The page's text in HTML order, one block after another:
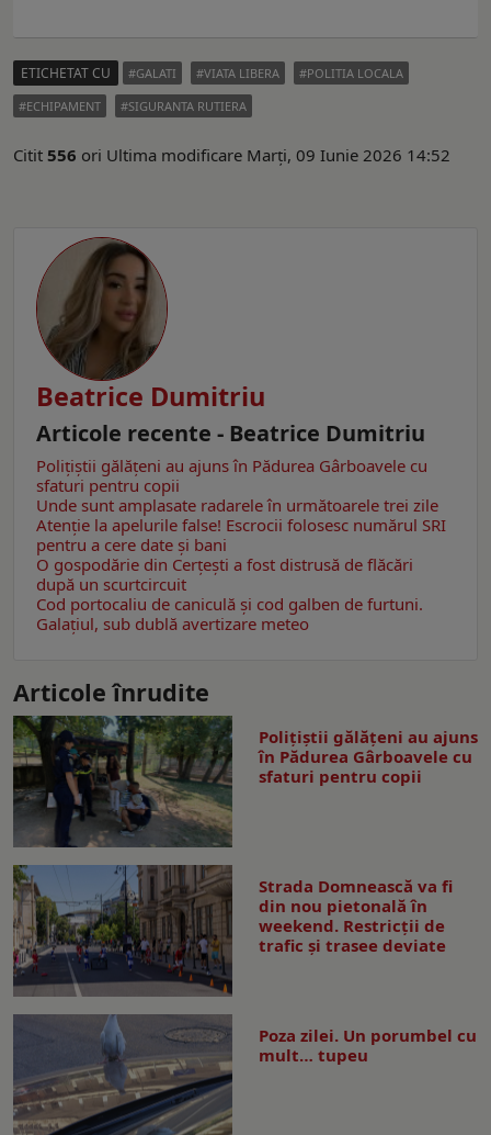
ETICHETAT CU GALATI VIATA LIBERA
POLITIA LOCALA
ECHIPAMENT
SIGURANTA RUTIERA
Citit 556 ori Ultima modificare Marți, 09 Iunie 2026 14:52
Beatrice Dumitriu
Articole recente - Beatrice Dumitriu
Polițiștii gălățeni au ajuns în Pădurea Gârboavele cu
sfaturi pentru copii
Unde sunt amplasate radarele în următoarele trei zile
Atenție la apelurile false! Escrocii folosesc numărul SRI
pentru a cere date și bani
O gospodărie din Cerțești a fost distrusă de flăcări
după un scurtcircuit
Cod portocaliu de caniculă și cod galben de furtuni.
Galațiul, sub dublă avertizare meteo
Articole înrudite
Polițiștii gălățeni au ajuns
în Pădurea Gârboavele cu
sfaturi pentru copii
Strada Domnească va fi
din nou pietonală în
weekend. Restricţii de
trafic şi trasee deviate
Poza zilei. Un porumbel cu
mult… tupeu